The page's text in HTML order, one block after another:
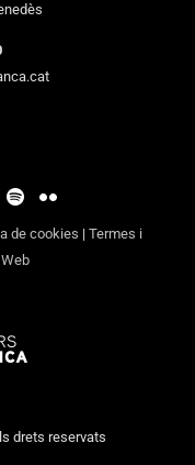
de cookies | Termes i
drets reservats